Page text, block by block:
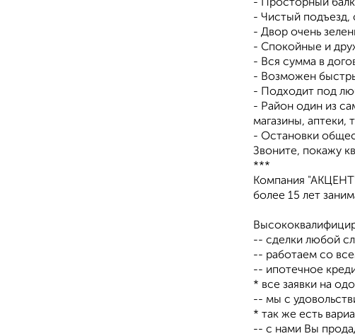
- Просторный
- Чистый подъезд,
- Двор очень
- Спокойные и
- Вся сумма в
- Возможен
- Подходит под
- Район один из
магазины, аптеки,
- Остановки
Звоните, покажу
***
Компания
более 15 лет
-- сделки любой
-- работаем со
-- ипотечное
* все заявки на
-- мы с
* так же есть
-- с нами Вы